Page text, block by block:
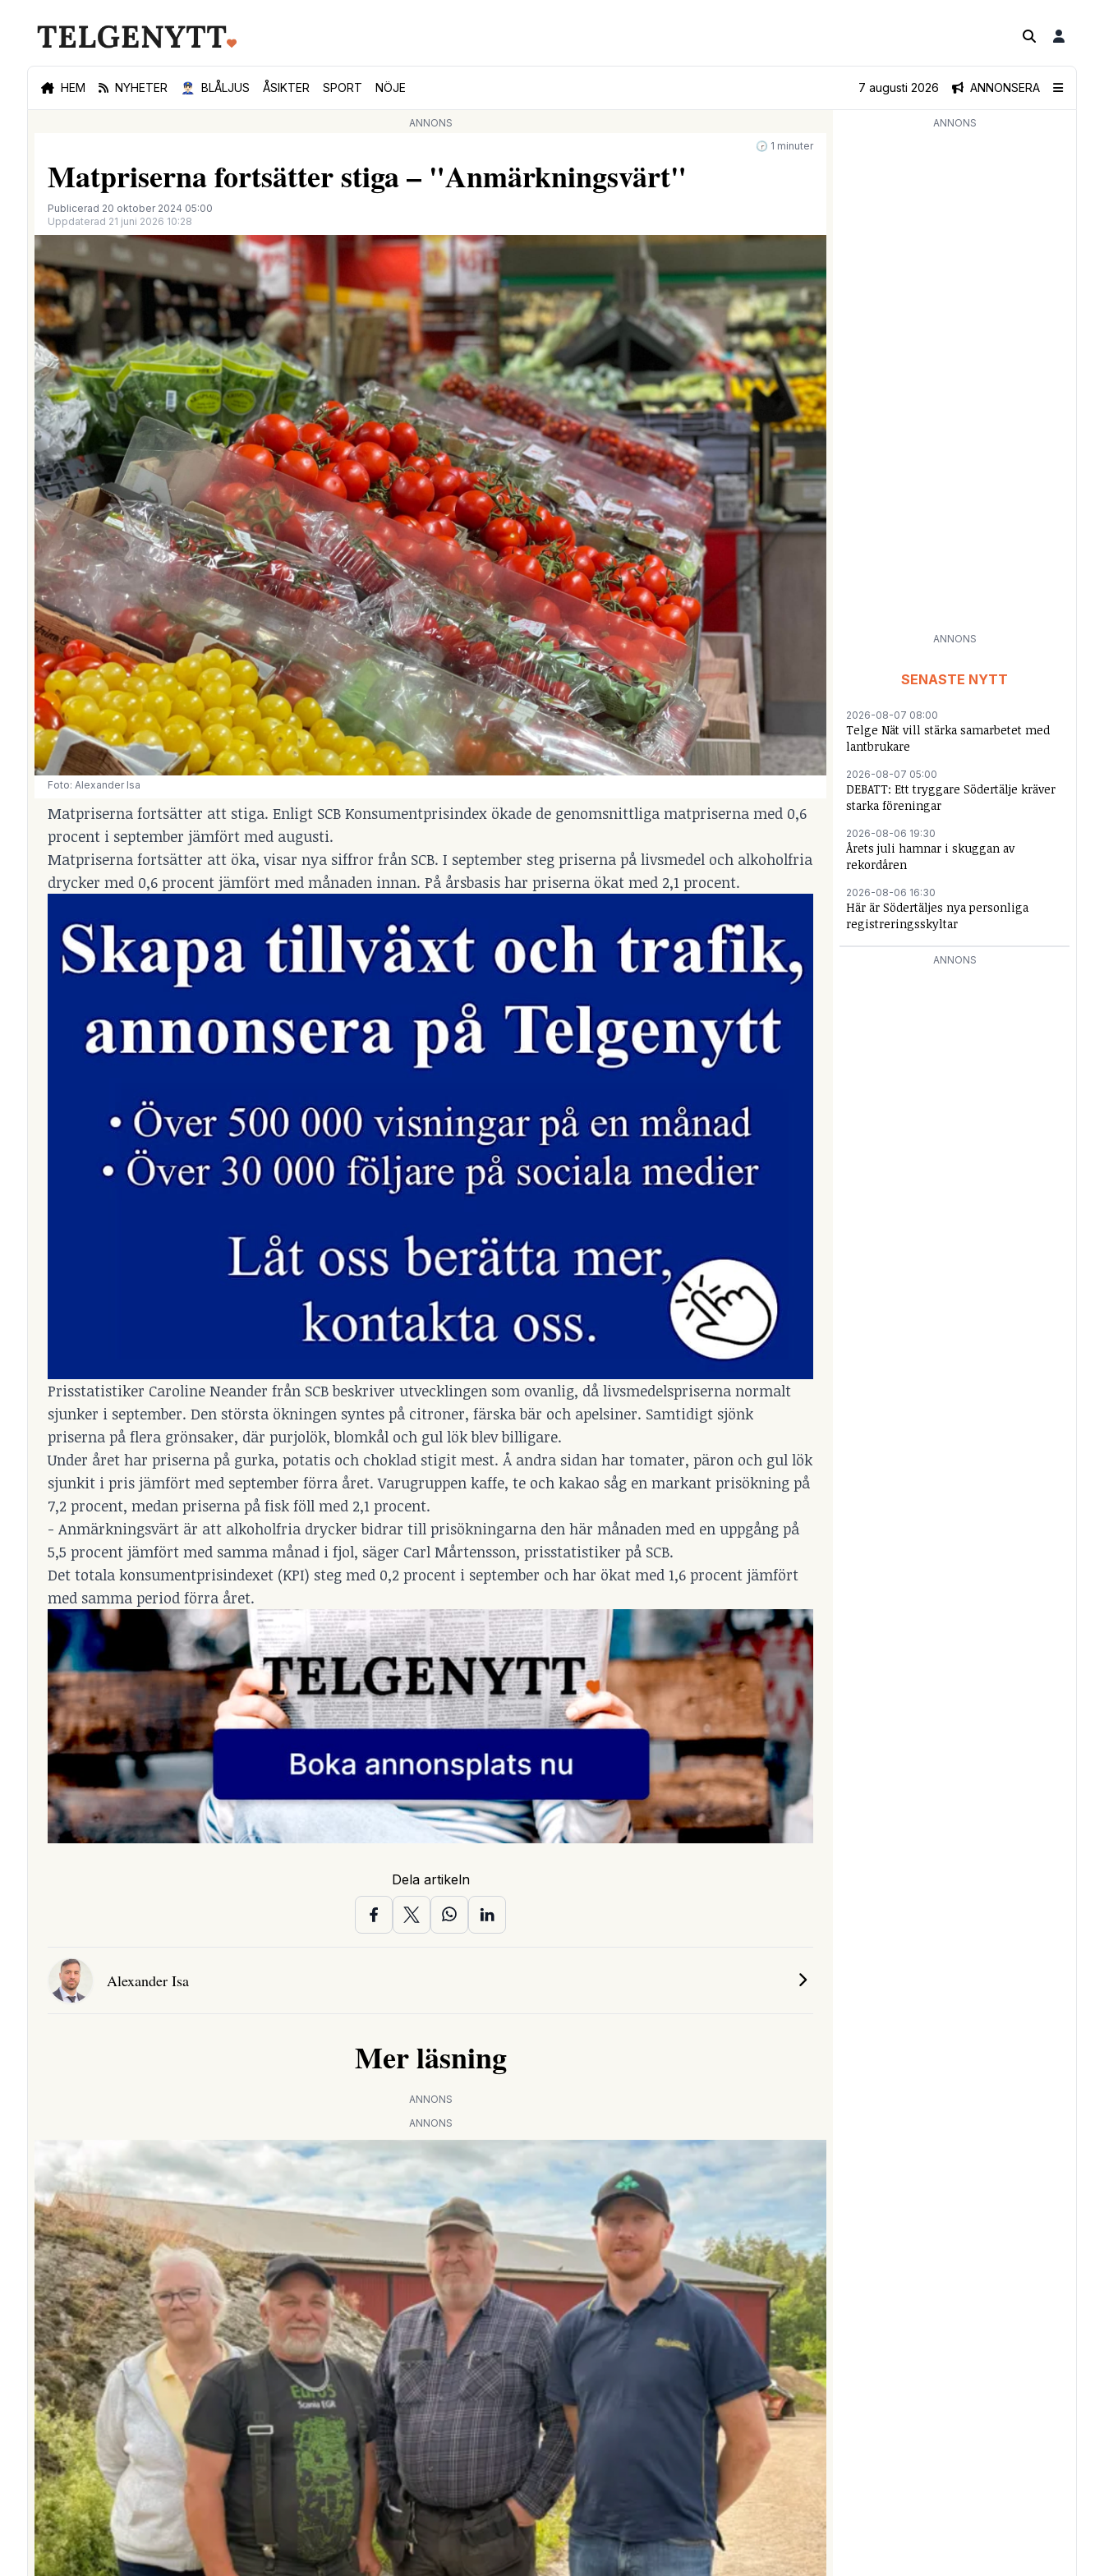
HEM NYHETER 👮🏻‍♂️ BLÅLJUS ÅSIKTER SPORT NÖJE ANNONSERA
7 augusti 2026
ANNONS
🕝 1 minuter
Matpriserna fortsätter stiga – "Anmärkningsvärt"
Publicerad 20 oktober 2024 05:00
Uppdaterad 21 juni 2026 10:28
Foto: Alexander Isa
Matpriserna fortsätter att stiga. Enligt SCB Konsumentprisindex ökade de genomsnittliga matpriserna med 0,6
procent i september jämfört med augusti.
Matpriserna fortsätter att öka, visar nya siffror från SCB. I september steg priserna på livsmedel och alkoholfria
drycker med 0,6 procent jämfört med månaden innan. På årsbasis har priserna ökat med 2,1 procent.
Prisstatistiker Caroline Neander från SCB beskriver utvecklingen som ovanlig, då livsmedelspriserna normalt
sjunker i september. Den största ökningen syntes på citroner, färska bär och apelsiner. Samtidigt sjönk
priserna på flera grönsaker, där purjolök, blomkål och gul lök blev billigare.
Under året har priserna på gurka, potatis och choklad stigit mest. Å andra sidan har tomater, päron och gul lök
sjunkit i pris jämfört med september förra året. Varugruppen kaffe, te och kakao såg en markant prisökning på
7,2 procent, medan priserna på fisk föll med 2,1 procent.
- Anmärkningsvärt är att alkoholfria drycker bidrar till prisökningarna den här månaden med en uppgång på
5,5 procent jämfört med samma månad i fjol, säger Carl Mårtensson, prisstatistiker på SCB.
Det totala konsumentprisindexet (KPI) steg med 0,2 procent i september och har ökat med 1,6 procent jämfört
med samma period förra året.
Dela artikeln
Alexander Isa
Mer läsning
ANNONS
ANNONS
ANNONS
ANNONS
SENASTE NYTT
2026-08-07 08:00
Telge Nät vill stärka samarbetet med
lantbrukare
2026-08-07 05:00
DEBATT: Ett tryggare Södertälje kräver
starka föreningar
2026-08-06 19:30
Årets juli hamnar i skuggan av
rekordåren
2026-08-06 16:30
Här är Södertäljes nya personliga
registreringsskyltar
ANNONS